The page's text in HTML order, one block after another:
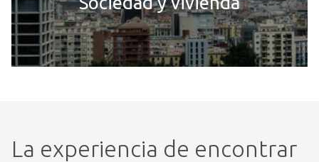
La experiencia de encontrar